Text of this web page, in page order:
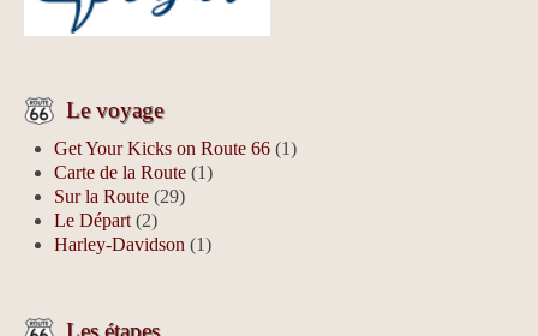
Le voyage
Get Your Kicks on Route 66 (1)
Carte de la Route (1)
Sur la Route (29)
Le Départ (2)
Harley-Davidson (1)